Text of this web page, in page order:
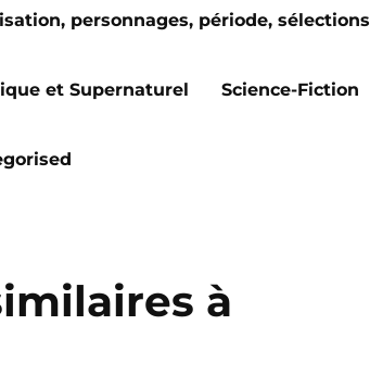
personnages, période, sélections
et Supernaturel Science-Fiction
à